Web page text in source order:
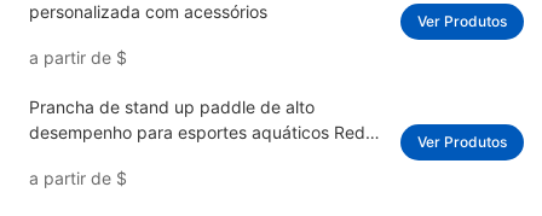
personalizada com acessórios
a partir de $
Ver Produtos
Prancha de stand up paddle de alto
desempenho para esportes aquáticos Red
a partir de $
Ver Produtos